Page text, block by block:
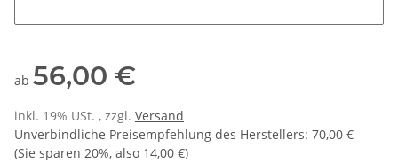
ab 56,00 €
inkl. 19% USt. , zzgl. Versand
Unverbindliche Preisempfehlung des Herstellers: 70,00 €
(Sie sparen 20%, also 14,00 €)